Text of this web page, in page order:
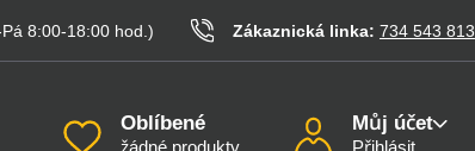
8:00-18:00 hod. ) Zákaznická linka: 734 543 813
Oblíbené Můj účet